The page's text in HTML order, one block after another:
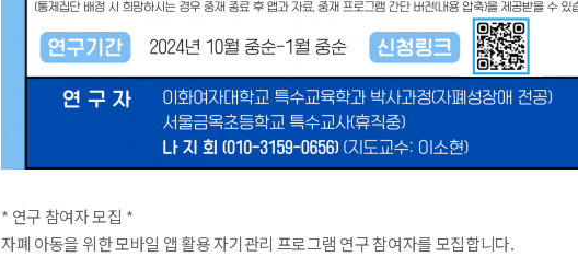
* 연구 참여자 모집 *
자폐 아동을 위한 모바일 앱 활용 자기관리 프로그램 연구 참여자를 모집합니다.